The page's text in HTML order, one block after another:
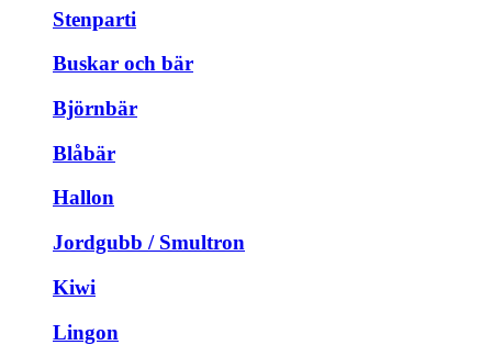
Stenparti
Buskar och bär
Björnbär
Blåbär
Hallon
Jordgubb / Smultron
Kiwi
Lingon